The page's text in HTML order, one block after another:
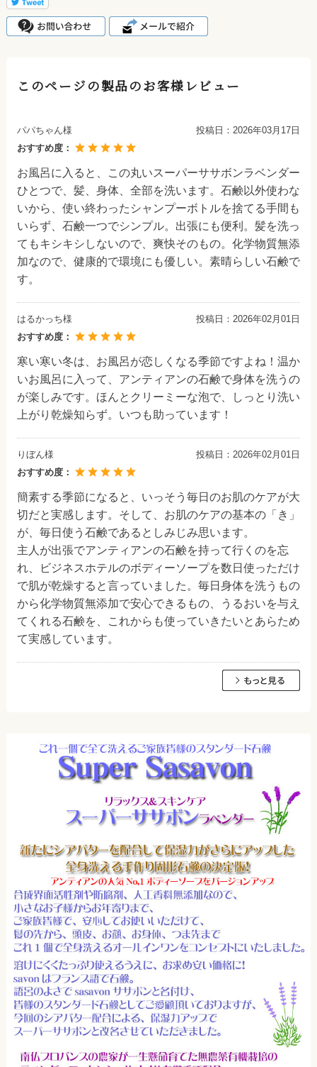
このページの製品のお客様レビュー
パパちゃん様 投稿日： 2026年03月17日
おすすめ度：
お風呂に入ると、この丸いスーパーササボンラベンダー
ひとつで、髪、身体、全部を洗います。石鹸以外使わな
いから、使い終わったシャンプーボトルを捨てる手間も
いらず、石鹸一つでシンプル。出張にも便利。髪を洗っ
てもキシキシしないので、爽快そのもの。化学物質無添
加なので、健康的で環境にも優しい。素晴らしい石鹸で
す。
はるかっち様 投稿日： 2026年02月01日
おすすめ度：
寒い寒い冬は、お風呂が恋しくなる季節ですよね！温か
いお風呂に入って、アンティアンの石鹸で身体を洗うの
が楽しみです。ほんとクリーミーな泡で、しっとり洗い
上がり乾燥知らず。いつも助っています！
りぼん様 投稿日： 2026年02月01日
おすすめ度：
簡素する季節になると、いっそう毎日のお肌のケアが大
切だと実感します。そして、お肌のケアの基本の「き」
が、毎日使う石鹸であるとしみじみ思います。
主人が出張でアンティアンの石鹸を持って行くのを忘
れ、ビジネスホテルのボディーソープを数日使っただけ
で肌が乾燥すると言っていました。毎日身体を洗うもの
から化学物質無添加で安心できるもの、うるおいを与え
てくれる石鹸を、これからも使っていきたいとあらため
て実感しています。